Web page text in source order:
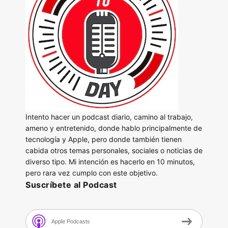
Intento hacer un podcast diario, camino al trabajo,
ameno y entretenido, donde hablo principalmente de
tecnología y Apple, pero donde también tienen
cabida otros temas personales, sociales o noticias de
diverso tipo. Mi intención es hacerlo en 10 minutos,
pero rara vez cumplo con este objetivo.
Suscríbete al Podcast
Apple Podcasts